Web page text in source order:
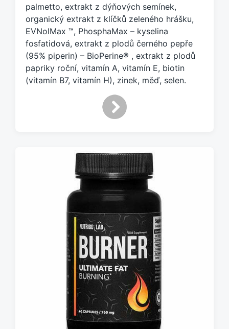
a
g
e
m
:
palmetto, extrakt z dýňových semínek,
organický extrakt z klíčků zeleného hrášku,
EVNolMax ™, PhosphaMax – kyselina
fosfatidová, extrakt z plodů černého pepře
(95% piperin) – BioPerine® , extrakt z plodů
papriky roční, vitamín A, vitamín E, biotin
(vitamín B7, vitamín H), zinek, měď, selen.